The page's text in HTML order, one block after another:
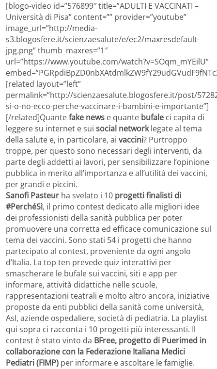
[blogo-video id=”576899″ title=”ADULTI E VACCINATI –
Università di Pisa” content=”” provider=”youtube”
image_url=”http://media-
s3.blogosfere.it/scienzaesalute/e/ec2/maxresdefault-
jpg.png” thumb_maxres=”1″
url=”https://www.youtube.com/watch?v=SOqm_mYEilU”
[related layout=”left”
permalink=”http://scienzaesalute.blogosfere.it/post/
si-o-no-ecco-perche-vaccinare-i-bambini-e-importante”]
[/related]Quantefake news e quante bufale ci capita di
leggere su internet e sui social networklegate al tema
della salute e, in particolare, ai vaccini? Purtroppo
troppe, per questo sono necessari degli interventi, da
parte degli addetti ai lavori, per sensibilizzare l’opinione
pubblica in merito all’importanza e all’utilità dei vaccini,
per grandi e piccini.
Sanofi Pasteur ha svelato i 10 progetti finalisti di
#PerchéSì, il primo contest dedicato alle migliori idee
dei professionisti della sanità pubblica per poter
promuovere una corretta ed efficace comunicazione sul
tema dei vaccini. Sono stati 54 i progetti che hanno
partecipato al contest, proveniente da ogni angolo
d’Italia. La top ten prevede quiz interattivi per
smascherare le bufale sui vaccini, siti e app per
informare, attività didattiche nelle scuole,
rappresentazioni teatrali e molto altro ancora, iniziative
proposte da enti pubblici della sanità come università,
Asl, aziende ospedaliere, società di pediatria. La playlist
qui sopra ci racconta i 10 progetti più interessanti. Il
contest è stato vinto da BFree, progetto di Puerimed in
collaborazione con la Federazione Italiana Medici
Pediatri (FIMP) per informare e ascoltare le famiglie.